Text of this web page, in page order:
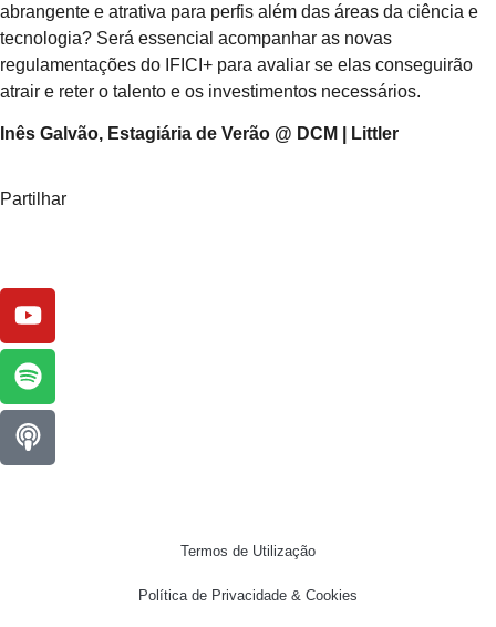
abrangente e atrativa para perfis além das áreas da ciência e
tecnologia? Será essencial acompanhar as novas
regulamentações do IFICI+ para avaliar se elas conseguirão
atrair e reter o talento e os investimentos necessários.
Inês Galvão, Estagiária de Verão @ DCM | Littler
Partilhar
Termos de Utilização
Política de Privacidade & Cookies